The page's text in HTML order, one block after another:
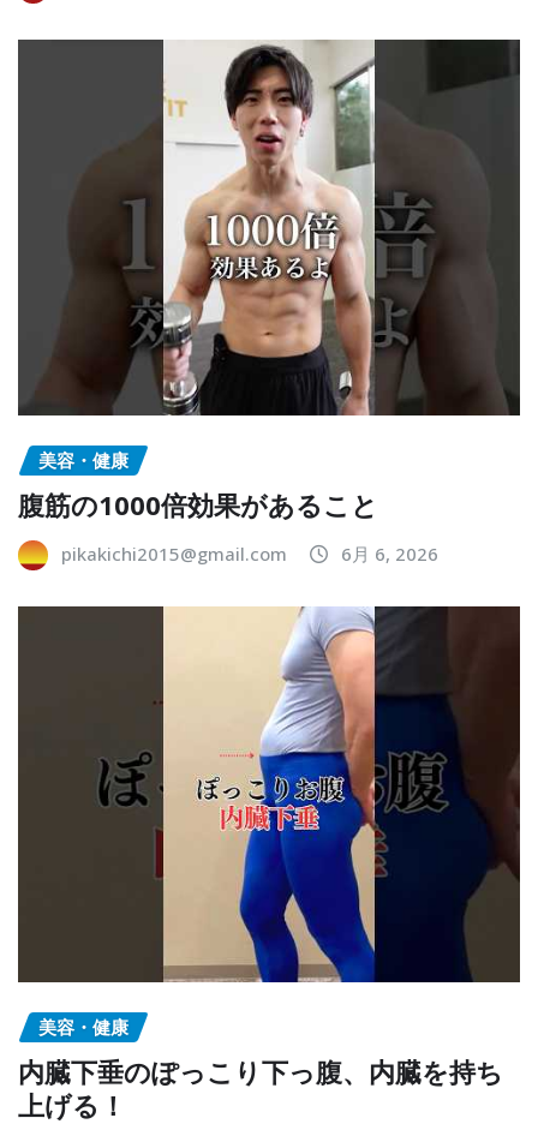
美容・健康
腹筋の1000倍効果があること
pikakichi2015@gmail.com 6月 6, 2026
美容・健康
内臓下垂のぽっこり下っ腹、内臓を持ち
上げる！